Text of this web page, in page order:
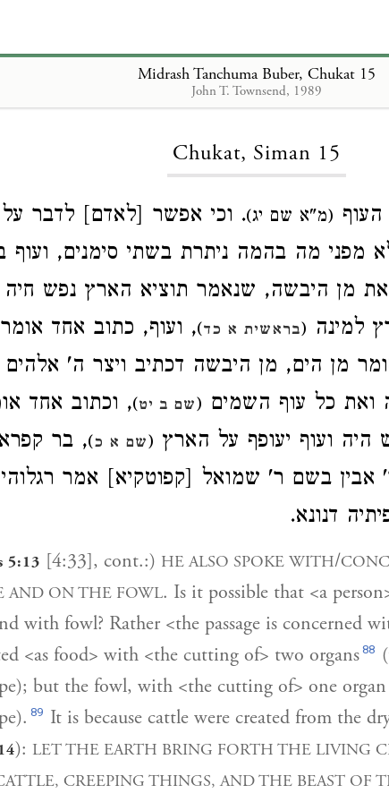
Midrash Tanchuma Buber, Chukat 15
John T. Townsend, 1989
Loading...
Chukat, Siman 15
(מ"א שם יג). וכי אפשר [לאדם] לדבר על
מפני מה בהמה ניתרת בשתי סימנים, ועוף
מן היבשה, שנאמר תוציא הארץ נפש חיה
למינה (בראשית א כד), ועוף, כתוב אחד
מן הים, מן היבשה דכתיב ויצר ה' אלהים
כל עוף השמים (שם ב יט), וכתוב אחד
ועוף יעופף על הארץ (שם א כ), בר
אבין בשם ר' שמואל [קפוטקיא] אמר רגלוהי
דנונא.
5:13 [4:33], cont.:) HE ALSO SPOKE WITH/
AND ON THE FOWL. Is it possible that <a
with fowl? Rather <the passage is concerned
<as food> with <the cutting of> two organs88
but the fowl, with <the cutting of> one
89 It is because cattle were created from the
): LET THE EARTH BRING FORTH THE LIVING
CREEPING THINGS, AND THE BEAST OF